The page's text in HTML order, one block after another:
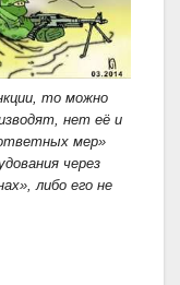
то можно
нет её и
мер»
через
либо его не